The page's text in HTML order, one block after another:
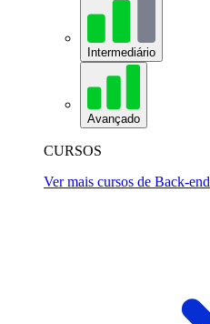
Intermediário
Avançado
CURSOS
Ver mais cursos de Back-end